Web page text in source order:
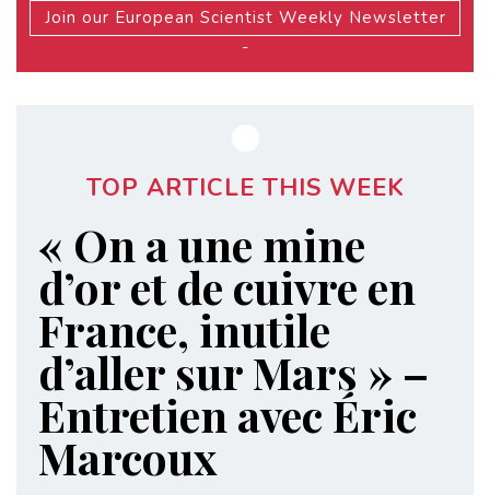
Join our European Scientist Weekly Newsletter
-
TOP ARTICLE THIS WEEK
« On a une mine
d’or et de cuivre en
France, inutile
d’aller sur Mars » –
Entretien avec Éric
Marcoux